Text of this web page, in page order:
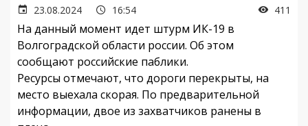
23.08.2024 16:54 411
На данный момент идет штурм ИК-19 в
Волгоградской области россии. Об этом
сообщают российские паблики.
Ресурсы отмечают, что дороги перекрыты, на
место выехала скорая. По предварительной
информации, двое из захватчиков ранены в